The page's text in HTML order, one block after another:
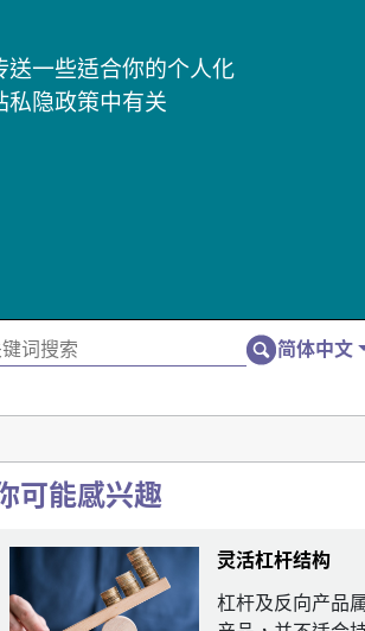
一些适合你的个人化
隐政策中有关
简体中文
可能感兴趣
灵活杠杆结构
杠杆及反向产品